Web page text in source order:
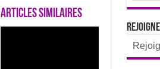
Articles similaires